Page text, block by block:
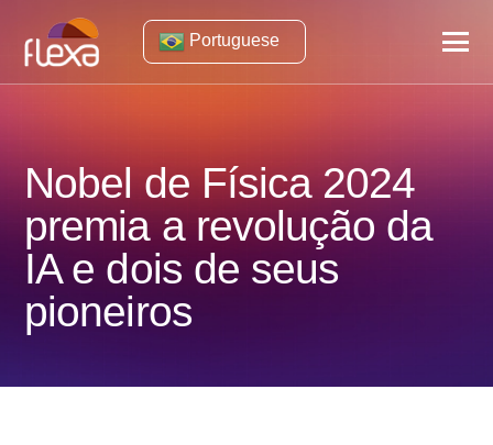
Portuguese
Nobel de Física 2024
premia a revolução da
IA e dois de seus
pioneiros